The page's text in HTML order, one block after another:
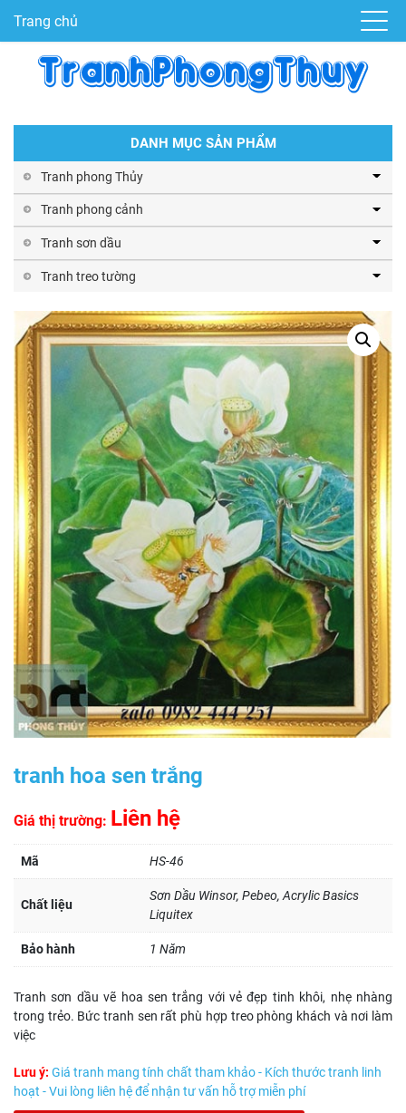
Trang chủ
DANH MỤC SẢN PHẨM
Tranh phong Thủy
Tranh phong cảnh
Tranh sơn dầu
Tranh treo tường
tranh hoa sen trắng
Giá thị trường: Liên hệ
Mã HS-46
Chất liệu
Sơn Dầu Winsor, Pebeo, Acrylic Basics
Liquitex
Bảo hành 1 Năm
Tranh sơn dầu vẽ hoa sen trắng với vẻ đẹp tinh khôi, nhẹ nhàng
trong trẻo. Bức tranh sen rất phù hợp treo phòng khách và nơi làm
việc
Lưu ý: Giá tranh mang tính chất tham khảo - Kích thước tranh linh
hoạt - Vui lòng liên hệ để nhận tư vấn hỗ trợ miễn phí